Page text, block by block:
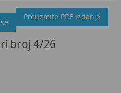
broj 4/26 25.5.2026.
kao i obaviti kratki uvid u
Preuzmite PDF izdanje
broj 4/26